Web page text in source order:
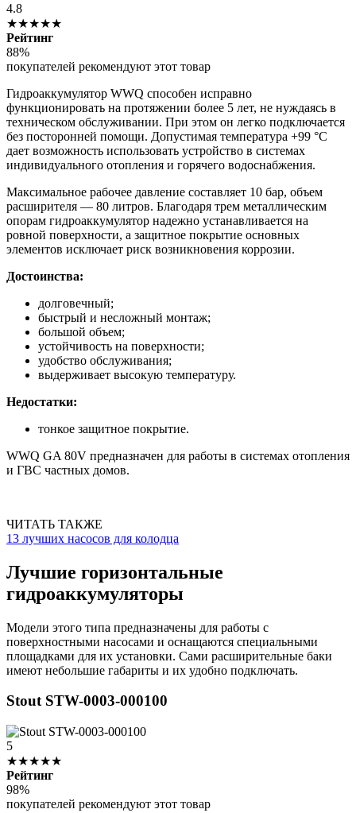
4.8
★★★★★
Рейтинг
88%
покупателей рекомендуют этот товар
Гидроаккумулятор WWQ способен исправно
функционировать на протяжении более 5 лет, не нуждаясь в
техническом обслуживании. При этом он легко подключается
без посторонней помощи. Допустимая температура +99 °С
дает возможность использовать устройство в системах
индивидуального отопления и горячего водоснабжения.
Максимальное рабочее давление составляет 10 бар, объем
расширителя — 80 литров. Благодаря трем металлическим
опорам гидроаккумулятор надежно устанавливается на
ровной поверхности, а защитное покрытие основных
элементов исключает риск возникновения коррозии.
Достоинства:
долговечный;
быстрый и несложный монтаж;
большой объем;
устойчивость на поверхности;
удобство обслуживания;
выдерживает высокую температуру.
Недостатки:
тонкое защитное покрытие.
WWQ GA 80V предназначен для работы в системах отопления
и ГВС частных домов.
ЧИТАТЬ ТАКЖЕ
13 лучших насосов для колодца
Лучшие горизонтальные
гидроаккумуляторы
Модели этого типа предназначены для работы с
поверхностными насосами и оснащаются специальными
площадками для их установки. Сами расширительные баки
имеют небольшие габариты и их удобно подключать.
Stout STW-0003-000100
5
★★★★★
Рейтинг
98%
покупателей рекомендуют этот товар